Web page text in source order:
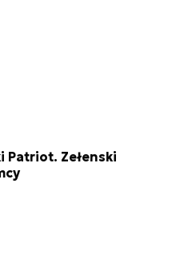
Patriot. Zełenski